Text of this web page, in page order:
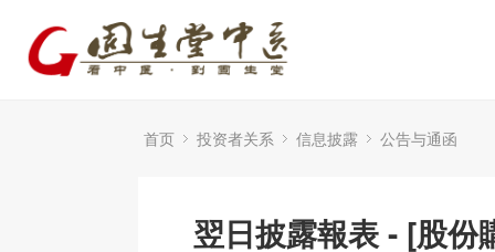
首页 投资者关系 信息披露 公告与通函
翌日披露報表 - [股份